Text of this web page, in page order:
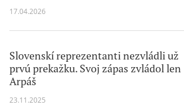
17.04.2026
Slovenskí reprezentanti nezvládli už
prvú prekažku. Svoj zápas zvládol len
Arpáš
23.11.2025